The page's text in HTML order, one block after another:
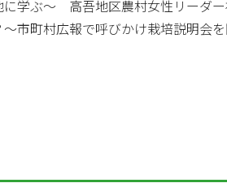
に学ぶ～ 高吾地区農村女性リーダ
市町村広報で呼びかけ栽培説明会